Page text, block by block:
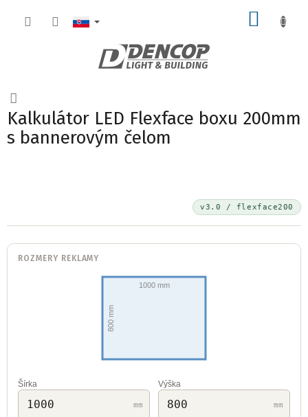
Kalkulátor LED Flexface boxu 200mm
s bannerovým čelom
v3.0 / flexface200
ROZMERY REKLAMY
Šírka
mm
Výška
mm